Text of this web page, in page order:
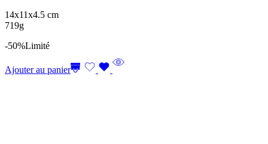
14x11x4.5 cm
719g
-50%Limité
Ajouter au panier